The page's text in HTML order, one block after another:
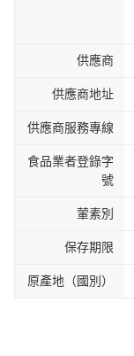
供應商
供應商地址
供應商服務專線
食品業者登錄字
號
葷素別
保存期限
原產地（國別）